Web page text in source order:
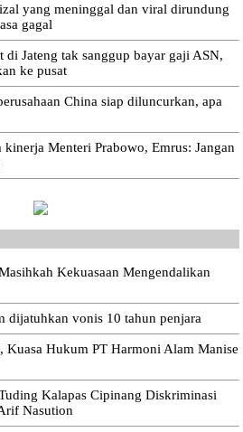
yang meninggal dan viral dirundung
gagal
di Jateng tak sanggup bayar gaji ASN,
ke pusat
China siap diluncurkan, apa
Menteri Prabowo, Emrus: Jangan
Kekuasaan Mengendalikan
dijatuhkan vonis 10 tahun penjara
Hukum PT Harmoni Alam Manise
Kalapas Cipinang Diskriminasi
Nasution